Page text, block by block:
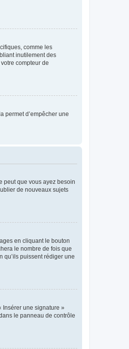
comme les
inutilement des
compteur de
permet d’empêcher une
peut que vous ayez besoin
de nouveaux sujets
en cliquant le bouton
le nombre de fois que
qu’ils puissent rédiger une
Insérer une signature »
le panneau de contrôle